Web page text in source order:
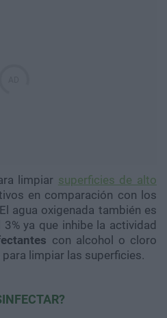
limpiar superficies de alto
en comparación con los
agua oxigenada también es
ya que inhibe la actividad
con alcohol o cloro
limpiar las superficies.